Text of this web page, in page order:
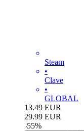
Steam
•
Clave
•
GLOBAL
13.49 EUR
29.99 EUR
-55%